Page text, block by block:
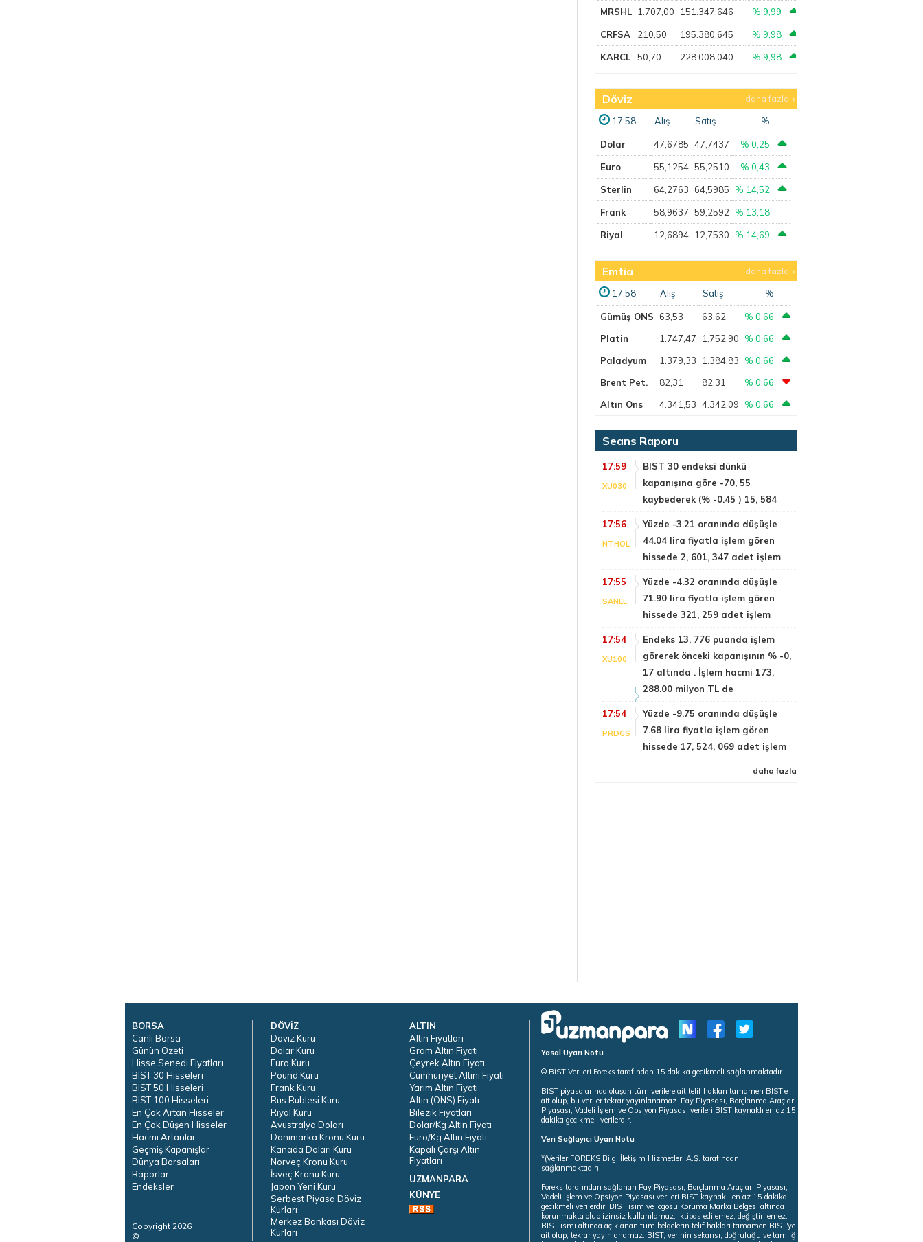
MRSHL 1.707,00 151.347.646 % 9,99
CRFSA 210,50 195.380.645 % 9,98
KARCL 50,70 228.008.040 % 9,98
Döviz daha fazla
17:58 Alış Satış %
Dolar 47,6785 47,7437 % 0,25
Euro 55,1254 55,2510 % 0,43
Sterlin 64,2763 64,5985 % 14,52
Frank 58,9637 59,2592 % 13,18
Riyal 12,6894 12,7530 % 14,69
Emtia daha fazla
17:58 Alış Satış %
Gümüş ONS 63,53 63,62
% 0,66
Platin
1.747,47 1.752,90
% 0,66
Paladyum
1.379,33 1.384,83
% 0,66
Brent Pet.
82,31 82,31
% 0,66
Altın Ons
4.341,53 4.342,09 % 0,66
Seans Raporu
17:59
XU030
BIST 30 endeksi dünkü
kapanışına göre -70, 55
kaybederek (% -0.45 ) 15, 584
17:56
NTHOL
Yüzde -3.21 oranında düşüşle
44.04 lira fiyatla işlem gören
hissede 2, 601, 347 adet işlem
17:55
SANEL
Yüzde -4.32 oranında düşüşle
71.90 lira fiyatla işlem gören
hissede 321, 259 adet işlem
17:54
XU100
Endeks 13, 776 puanda işlem
görerek önceki kapanışının % -0,
17 altında . İşlem hacmi 173,
288.00 milyon TL de
17:54
PRDGS
Yüzde -9.75 oranında düşüşle
7.68 lira fiyatla işlem gören
hissede 17, 524, 069 adet işlem
daha fazla
BORSA
Canlı Borsa
Günün Özeti
Hisse Senedi Fiyatları
BIST 30 Hisseleri
BIST 50 Hisseleri
BIST 100 Hisseleri
En Çok Artan Hisseler
En Çok Düşen Hisseler
Hacmi Artanlar
Geçmiş Kapanışlar
Dünya Borsaları
Raporlar
Endeksler
Copyright 2026
©
DÖVİZ
Döviz Kuru
Dolar Kuru
Euro Kuru
Pound Kuru
Frank Kuru
Rus Rublesi Kuru
Riyal Kuru
Avustralya Doları
Danimarka Kronu Kuru
Kanada Doları Kuru
Norveç Kronu Kuru
İsveç Kronu Kuru
Japon Yeni Kuru
Serbest Piyasa Döviz
Kurları
Merkez Bankası Döviz
Kurları
ALTIN
Altın Fiyatları
Gram Altın Fiyatı
Çeyrek Altın Fiyatı
Cumhuriyet Altını Fiyatı
Yarım Altın Fiyatı
Altın (ONS) Fiyatı
Bilezik Fiyatları
Dolar/Kg Altın Fiyatı
Euro/Kg Altın Fiyatı
Kapalı Çarşı Altın
Fiyatları
UZMANPARA
KÜNYE
Yasal Uyarı Notu
© BİST Verileri Foreks tarafından 15 dakika gecikmeli sağlanmaktadır.
BIST piyasalarında oluşan tüm verilere ait telif hakları tamamen BIST'e
ait olup, bu veriler tekrar yayınlanamaz. Pay Piyasası, Borçlanma Araçları
Piyasası, Vadeli İşlem ve Opsiyon Piyasası verileri BIST kaynaklı en az 15
dakika gecikmeli verilerdir.
Veri Sağlayıcı Uyarı Notu
*(Veriler FOREKS Bilgi İletişim Hizmetleri A.Ş. tarafından
sağlanmaktadır)
Foreks tarafından sağlanan Pay Piyasası, Borçlanma Araçları Piyasası,
Vadeli İşlem ve Opsiyon Piyasası verileri BIST kaynaklı en az 15 dakika
gecikmeli verilerdir. BIST isim ve logosu Koruma Marka Belgesi altında
korunmakta olup izinsiz kullanılamaz, iktibas edilemez, değiştirilemez.
BIST ismi altında açıklanan tüm belgelerin telif hakları tamamen BIST'ye
ait olup, tekrar yayınlanamaz. BIST, verinin sekansı, doğruluğu ve tamlığı